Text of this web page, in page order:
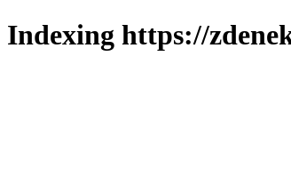
Indexing https://